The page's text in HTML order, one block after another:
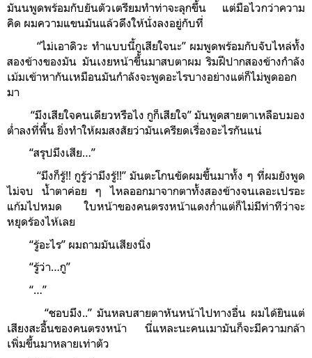
มันนพูดพร้อมกับยันตัวเตรียมทำท่าจะลุกขึ้น แต่มือไวกว่าความ
คิด ผมความแขนมันแล้วดึงให้นั่งลงอยู่กับที่
“ไม่เอาดิวะ ทำแบบนี้กูเสียใจนะ” ผมพูดพร้อมกับจับไหล่ทั้ง
สองข้างของมัน มันเงยหน้าขึ้นมาสบตาผม ริมฝีปากสองข้างกำลัง
เม้มเข้าหากันเหมือนมันกำลังจะพูดอะไรบางอย่างแต่ก็ไม่พูดออก
มา
“มึงเสียใจคนเดียวหรือไง กูก็เสียใจ” มันพูดสายตาเหลือบมอง
ต่ำลงที่พื้น ยิ่งทำให้ผมสงสัยว่ามันเครียดเรื่องอะไรกันแน่
“สรุปมึงเสีย…”
“มึงก็รู้!! กูรู้ว่ามึงรู้!!” มันตะโกนขัดผมขึ้นมาทั้ง ๆ ที่ผมยังพูด
ไม่จบ น้ำตาค่อย ๆ ไหลออกมาจากตาทั้งสองข้างจนเลอะเปรอะ
แก้มไปหมด ใบหน้าของคนตรงหน้าแดงก่ำแต่ก็ไม่มีท่าทีว่าจะ
หยุดร้องไห้เลย
“รู้อะไร” ผมถามมันเสียงนิ่ง
“รู้ว่า…กู”
“…”
“ชอบมึง..” มันหลบสายตาหันหน้าไปทางอื่น ผมได้ยินแต่
เสียงสะอื้นของคนตรงหน้า นี่แหละนะคนเมามันก็จะมีความกล้า
เพิ่มขึ้นมาหลายเท่าตัว